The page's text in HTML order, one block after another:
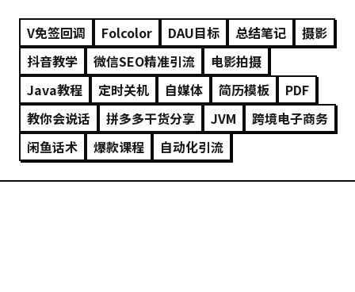
V免签回调 Folcolor DAU目标 总结笔记
摄影
抖音教学
微信SEO精准引流
电影拍摄
Java教程
定时关机 自媒体 简历模板
PDF
教你会说话
拼多多干货分享 JVM
跨境电子商务
闲鱼话术
爆款课程 自动化引流